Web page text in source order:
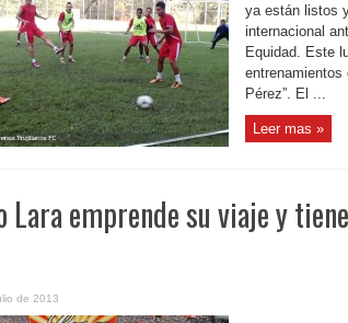
ya están listos
internacional
Equidad. Este
entrenamientos
Pérez”. El ...
Leer mas »
Lara emprende su viaje y
de 2013